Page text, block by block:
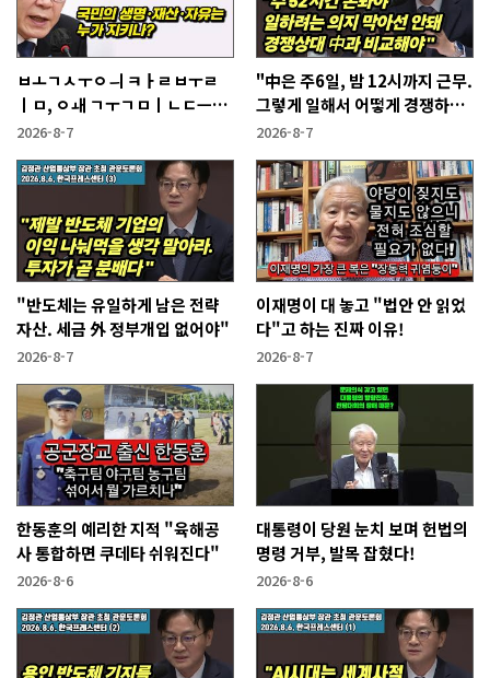
ㅂㅗㄱㅅㅜㅇㅢ ㅋㅏㄹㅂㅜㄹ
ㅣㅁ, ㅇㅙ ㄱㅜㄱㅁㅣㄴㄷㅡㄹ
ㅇㅣ ㄷㅏㅇㅎㅐㅇㅑ ㅎㅏㄴㅏ?
2026-8-7
"中은 주6일, 밤 12시까지 근무.
그렇게 일해서 어떻게 경쟁하냐
반문하더라"
2026-8-7
"반도체는 유일하게 남은 전략
자산. 세금 外 정부개입 없어야"
2026-8-7
이재명이 대 놓고 "법안 안 읽었
다"고 하는 진짜 이유!
2026-8-7
한동훈의 예리한 지적 "육해공
사 통합하면 쿠데타 쉬워진다"
2026-8-6
대통령이 당원 눈치 보며 헌법의
명령 거부, 발목 잡혔다!
2026-8-6